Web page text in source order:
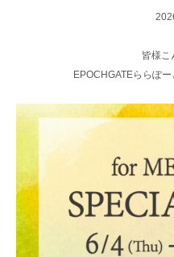
皆様こ
EPOCHGATEららぽ